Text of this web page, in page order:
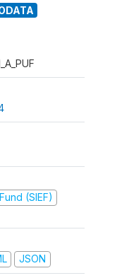
(SIEF)
JSON